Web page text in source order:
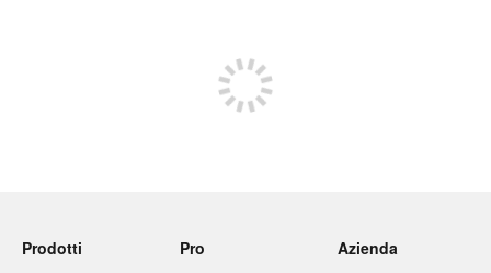
Prodotti
Pro
Azienda